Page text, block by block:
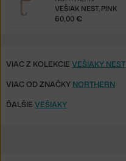
VEŠIAK NEST, PINK
60,00 €
VIAC Z KOLEKCIE VEŠIAKY NEST
VIAC OD ZNAČKY NORTHERN
ĎALŠIE VEŠIAKY